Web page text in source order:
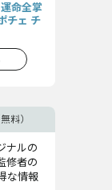
命全掌
チェ チ
料）
ナルの
修者の
な情報